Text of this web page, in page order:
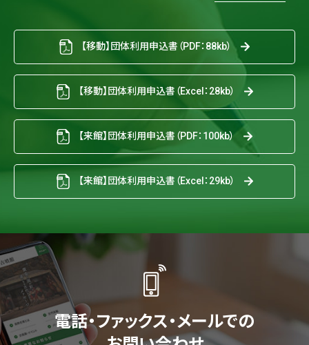
【移動】団体利用申込書（PDF：88kb）
【移動】団体利用申込書（Excel：28kb）
【来館】団体利用申込書（PDF：100kb）
【来館】団体利用申込書（Excel：29kb）
電話・ファックス・メールでの